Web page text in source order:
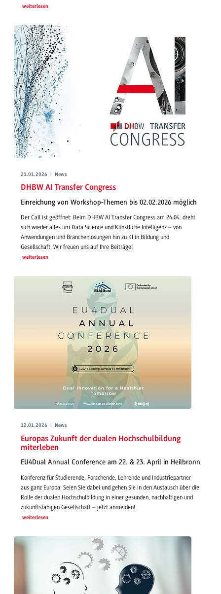
weiterlesen
21.01.2026 | News
DHBW AI Transfer Congress
Einreichung von Workshop-Themen bis 02.02.2026 möglich
Der Call ist geöffnet: Beim DHBW AI Transfer Congress am 24.04. dreht
sich wieder alles um Data Science und Künstliche Intelligenz – von
Anwendungen und Branchenlösungen hin zu KI in Bildung und
Gesellschaft. Wir freuen uns auf Ihre Beiträge!
weiterlesen
12.01.2026 | News
Europas Zukunft der dualen Hochschulbildung
miterleben
EU4Dual Annual Conference am 22. & 23. April in Heilbronn
Konferenz für Studierende, Forschende, Lehrende und Industriepartner
aus ganz Europa: Seien Sie dabei und gehen Sie in den Austausch über die
Rolle der dualen Hochschulbildung in einer gesunden, nachhaltigen und
zukunftsfähigen Gesellschaft – jetzt anmelden!
weiterlesen